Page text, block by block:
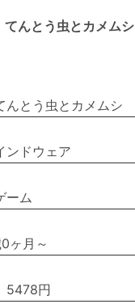
てんとう虫とカメムシ
んとう虫とカメムシ
ンドウェア
ーム
ヶ月～
5478円